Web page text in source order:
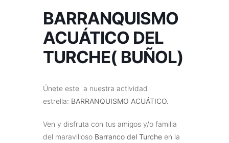
BARRANQUISMO
ACUÁTICO DEL
TURCHE( BUÑOL)
Únete este a nuestra actividad
estrella: BARRANQUISMO ACUÁTICO.
Ven y disfruta con tus amigos y/o familia
del maravilloso Barranco del Turche en la